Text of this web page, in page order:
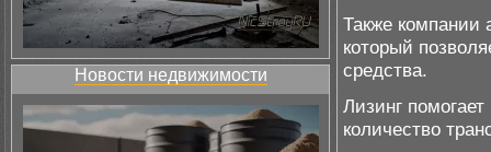
Новости недвижимости
Также компании
который
средства.
Лизинг
количество